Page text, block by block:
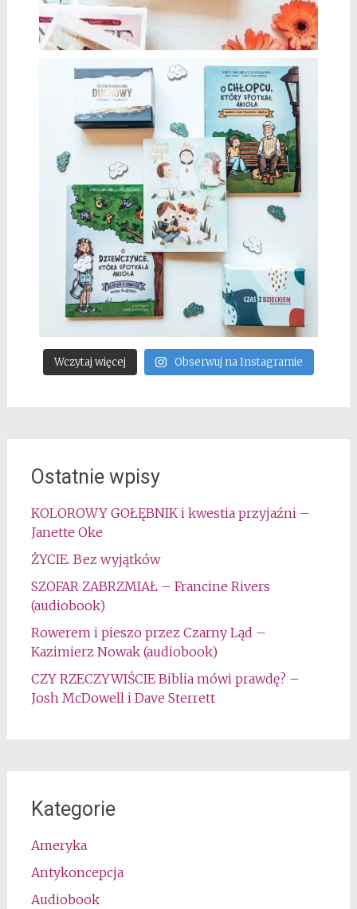
Wczytaj więcej Obserwuj na Instagramie
Ostatnie wpisy
KOLOROWY GOŁĘBNIK i kwestia przyjaźni –
Janette Oke
ŻYCIE. Bez wyjątków
SZOFAR ZABRZMIAŁ – Francine Rivers
(audiobook)
Rowerem i pieszo przez Czarny Ląd –
Kazimierz Nowak (audiobook)
CZY RZECZYWIŚCIE Biblia mówi prawdę? –
Josh McDowell i Dave Sterrett
Kategorie
Ameryka
Antykoncepcja
Audiobook